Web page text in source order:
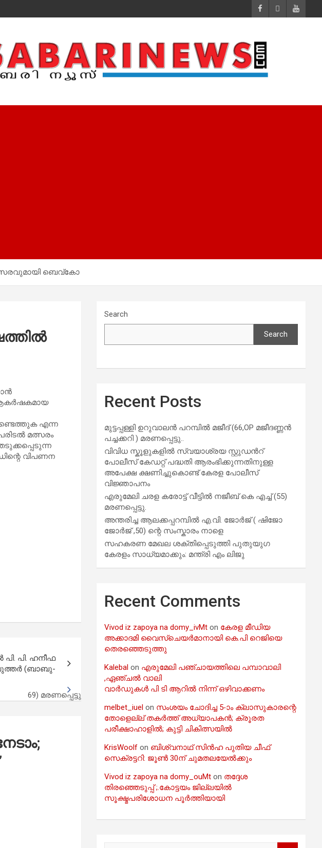
ബെവ്‌കോ
ആകർഷകമായ
കണ്ടെത്തുക എന്ന
മത്സരം
വിപണന
പി. പി. ഹനീഫ
(ബാബു-
69) മരണപ്പെട്ടു
Search
Search
Recent Posts
മുട്ടപ്പള്ളി ഉറുവാലൻ പറമ്പിൽ മജീദ് (66,OP മജീദണ്ണൻ
പച്ചക്കറി ) മരണപ്പെട്ടു..
വിവിധ സ്കൂളുകളില്‍ സ്വയാശ്രയ സ്റ്റുഡന്‍റ്
പോലീസ് കേഡറ്റ് പദ്ധതി ആരംഭിക്കുന്നതിനുള്ള
അപേക്ഷ ക്ഷണിച്ചുകൊണ്ട് കേരള പോലീസ്
വിജ്ഞാപനം
എരുമേലി ചരള കരോട്ട് വീട്ടിൽ നജീബ് കെ എച്ച് (55)
മരണപ്പെട്ടു.
അന്തരിച്ച ആ​ല​ക്ക​പ്പ​റമ്പിൽ​ എ.​വി. ജോ​ർ​ജ് ( ഷിജോ
ജോർജ് ,50) ന്റെ സംസ്കാരം നാളെ
സഹകരണ മേഖല ശക്തിപ്പെടുത്തി പുതുയുഗ
കേരളം സാധ്യമാക്കും: മന്ത്രി എം ലിജു
Recent Comments
Vivod iz zapoya na domy_ivMt on കേരള മീഡിയ
അക്കാദമി വൈസ്ചെയർമാനായി കെ.പി റെജിയെ
തെരഞ്ഞെടുത്തു
Kalebal on എരുമേലി പഞ്ചായത്തിലെ പമ്പാവാലി
,ഏഞ്ചൽ വാലി
വാർഡുകൾ പി ടി ആറിൽ നിന്ന് ഒഴിവാക്കണം
melbet_iuel on സംശയം ചോദിച്ച 5-ാം ക്ലാസുകാരന്റെ
തോളെല്ല് തകർത്ത് അധ്യാപകൻ; ക്രൂരത
പരീക്ഷാഹാളിൽ; കുട്ടി ചികിത്സയിൽ
KrisWoolf on ബിശ്വനാഥ് സിൻഹ പുതിയ ചീഫ്
സെക്രട്ടറി: ജൂൺ 30ന് ചുമതലയേൽക്കും
Vivod iz zapoya na domy_ouMt on തദ്ദേശ
തിരഞ്ഞെടുപ്പ് ;.കോട്ടയം ജില്ലയിൽ
സൂക്ഷ്മപരിശോധന പൂർത്തിയായി